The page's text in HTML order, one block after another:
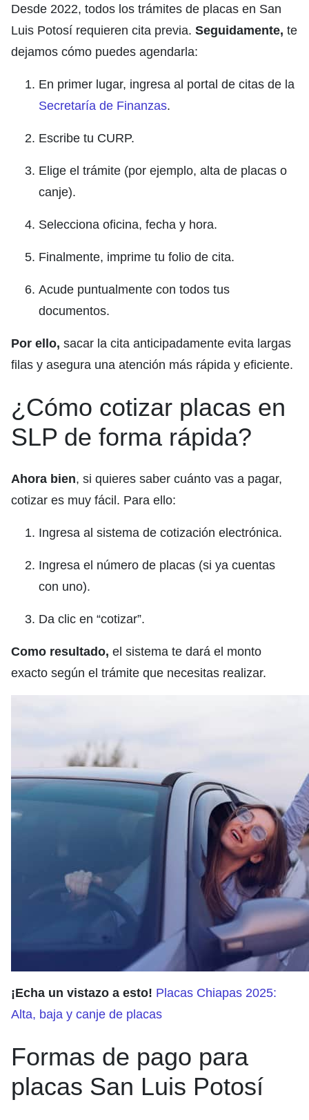
Desde 2022, todos los trámites de placas en San
Luis Potosí requieren cita previa. Seguidamente, te
dejamos cómo puedes agendarla:
En primer lugar, ingresa al portal de citas de la
Secretaría de Finanzas.
Escribe tu CURP.
Elige el trámite (por ejemplo, alta de placas o
canje).
Selecciona oficina, fecha y hora.
Finalmente, imprime tu folio de cita.
Acude puntualmente con todos tus
documentos.
Por ello, sacar la cita anticipadamente evita largas
filas y asegura una atención más rápida y eficiente.
¿Cómo cotizar placas en
SLP de forma rápida?
Ahora bien, si quieres saber cuánto vas a pagar,
cotizar es muy fácil. Para ello:
Ingresa al sistema de cotización electrónica.
Ingresa el número de placas (si ya cuentas
con uno).
Da clic en “cotizar”.
Como resultado, el sistema te dará el monto
exacto según el trámite que necesitas realizar.
¡Echa un vistazo a esto! Placas Chiapas 2025:
Alta, baja y canje de placas
Formas de pago para
placas San Luis Potosí